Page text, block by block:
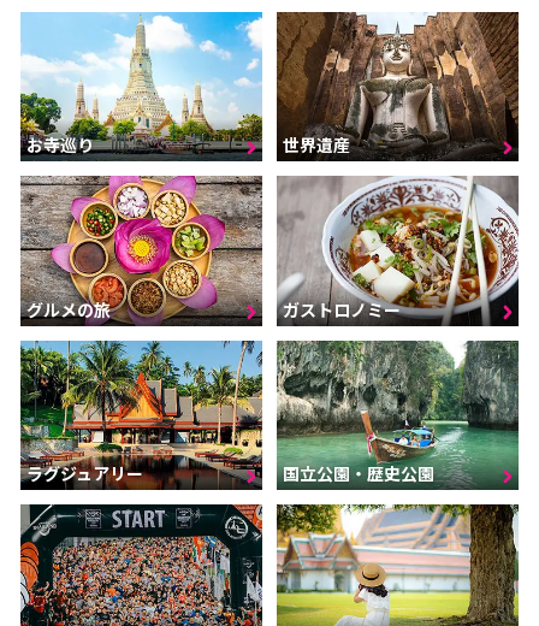
お寺巡り 世界遺産
グルメの旅 ガストロノミー
ラグジュアリー 国立公園・歴史公園